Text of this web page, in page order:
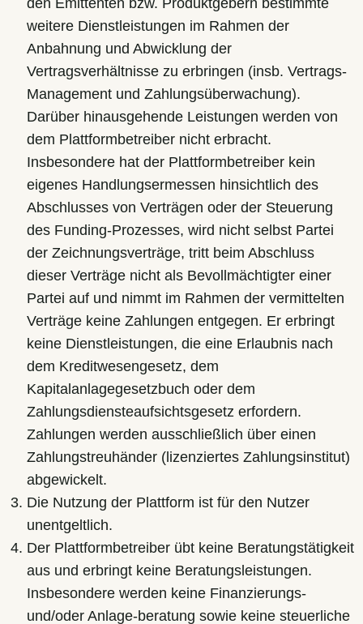
den Emittenten bzw. Produktgebern bestimmte
weitere Dienstleistungen im Rahmen der
Anbahnung und Abwicklung der
Vertragsverhältnisse zu erbringen (insb. Vertrags-
Management und Zahlungsüberwachung).
Darüber hinausgehende Leistungen werden von
dem Plattformbetreiber nicht erbracht.
Insbesondere hat der Plattformbetreiber kein
eigenes Handlungsermessen hinsichtlich des
Abschlusses von Verträgen oder der Steuerung
des Funding-Prozesses, wird nicht selbst Partei
der Zeichnungsverträge, tritt beim Abschluss
dieser Verträge nicht als Bevollmächtigter einer
Partei auf und nimmt im Rahmen der vermittelten
Verträge keine Zahlungen entgegen. Er erbringt
keine Dienstleistungen, die eine Erlaubnis nach
dem Kreditwesengesetz, dem
Kapitalanlagegesetzbuch oder dem
Zahlungsdiensteaufsichtsgesetz erfordern.
Zahlungen werden ausschließlich über einen
Zahlungstreuhänder (lizenziertes Zahlungsinstitut)
abgewickelt.
Die Nutzung der Plattform ist für den Nutzer
unentgeltlich.
Der Plattformbetreiber übt keine Beratungstätigkeit
aus und erbringt keine Beratungsleistungen.
Insbesondere werden keine Finanzierungs-
und/oder Anlage-beratung sowie keine steuerliche